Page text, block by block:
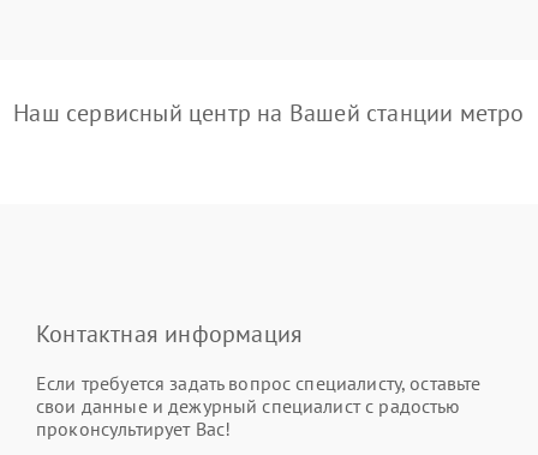
Наш сервисный центр на Вашей станции метро
Контактная информация
Если требуется задать вопрос специалисту, оставьте
свои данные и дежурный специалист с радостью
проконсультирует Вас!